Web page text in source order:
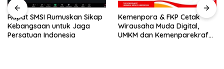
Kemenpora & FKP Cetak
Wirausaha Muda Digital,
UMKM dan Kemenparekraf
Dukung Media Siber
Profesional, SMSI Pusat Gelar
Audiensi dengan